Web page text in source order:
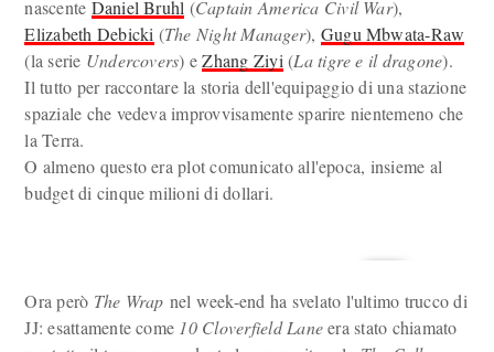
nascente Daniel Bruhl (Captain America Civil War),
Elizabeth Debicki (The Night Manager), Gugu Mbwata-Raw
(la serie Undercovers) eZhang Ziyi (La tigre e il dragone).
Il tutto per raccontare la storia dell'equipaggio di una stazione
spaziale che vedeva improvvisamente sparire nientemeno che
la Terra.
O almeno questo era plot comunicato all'epoca, insieme al
budget di cinque milioni di dollari.
Ora però The Wrap nel week-end ha svelato l'ultimo trucco di
JJ: esattamente come 10 Cloverfield Laneera stato chiamato